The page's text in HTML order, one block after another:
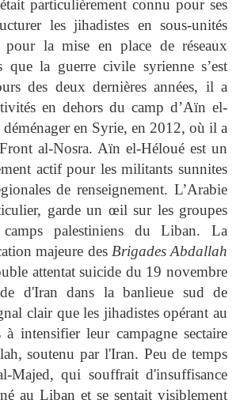
particulièrement connu pour ses
les jihadistes en sous-unités
pour la mise en place de réseaux
que la guerre civile syrienne s’est
des deux dernières années, il a
en dehors du camp d’Aïn el-
en Syrie, en 2012, où il a
al-Nosra. Aïn el-Héloué est un
actif pour les militants sunnites
de renseignement. L’Arabie
garde un œil sur les groupes
palestiniens du Liban. La
majeure des Brigades Abdallah
attentat suicide du 19 novembre
d'Iran dans la banlieue sud de
clair que les jihadistes opérant au
intensifier leur campagne sectaire
soutenu par l'Iran. Peu de temps
Majed, qui souffrait d'insuffisance
au Liban et se sentait visiblement